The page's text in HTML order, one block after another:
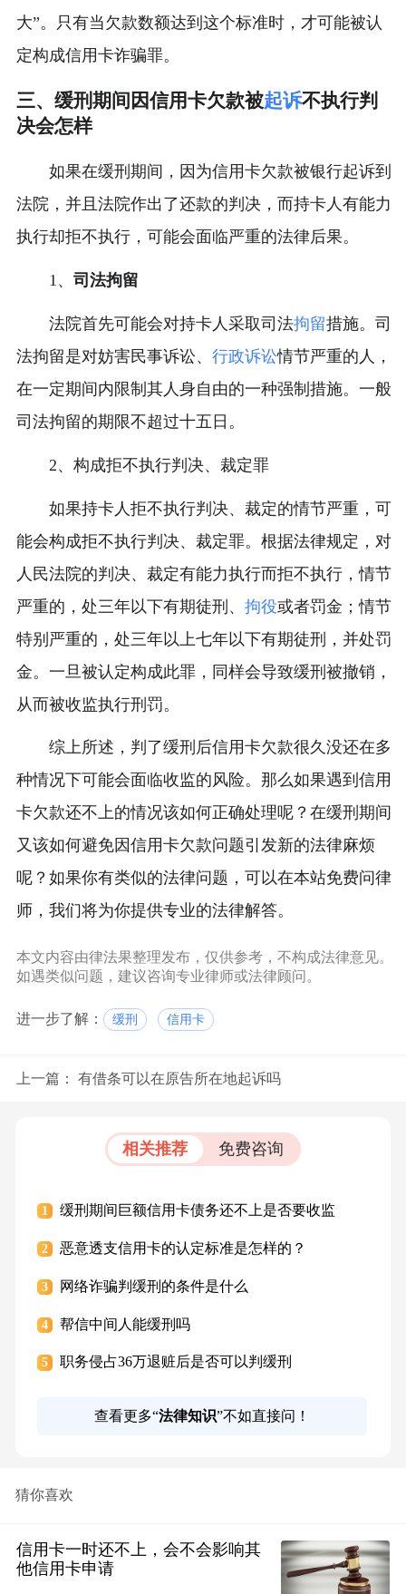
大”。只有当欠款数额达到这个标准时，才可能被认
定构成信用卡诈骗罪。
三、缓刑期间因信用卡欠款被起诉不执行判
决会怎样
如果在缓刑期间，因为信用卡欠款被银行起诉到
法院，并且法院作出了还款的判决，而持卡人有能力
执行却拒不执行，可能会面临严重的法律后果。
1、 司法拘留
法院首先可能会对持卡人采取司法拘留措施。司
法拘留是对妨害民事诉讼、 行政诉讼情节严重的人，
在一定期间内限制其人身自由的一种强制措施。一般
司法拘留的期限不超过十五日。
2、构成拒不执行判决、裁定罪
如果持卡人拒不执行判决、裁定的情节严重，可
能会构成拒不执行判决、裁定罪。根据法律规定，对
人民法院的判决、裁定有能力执行而拒不执行，情节
严重的，处三年以下有期徒刑、 拘役或者罚金；情节
特别严重的，处三年以上七年以下有期徒刑，并处罚
金。一旦被认定构成此罪，同样会导致缓刑被撤销，
从而被收监执行刑罚。
综上所述，判了缓刑后信用卡欠款很久没还在多
种情况下可能会面临收监的风险。那么如果遇到信用
卡欠款还不上的情况该如何正确处理呢？在缓刑期间
又该如何避免因信用卡欠款问题引发新的法律麻烦
呢？如果你有类似的法律问题，可以在本站免费问律
师，我们将为你提供专业的法律解答。
本文内容由律法果整理发布，仅供参考，不构成法律意见。
如遇类似问题，建议咨询专业律师或法律顾问。
进一步了解： 缓刑 信用卡
上一篇： 有借条可以在原告所在地起诉吗
相关推荐 免费咨询
1 缓刑期间巨额信用卡债务还不上是否要收监
2 恶意透支信用卡的认定标准是怎样的？
3 网络诈骗判缓刑的条件是什么
4 帮信中间人能缓刑吗
5 职务侵占36万退赃后是否可以判缓刑
查看更多“法律知识”不如直接问！
猜你喜欢
信用卡一时还不上，会不会影响其
他信用卡申请